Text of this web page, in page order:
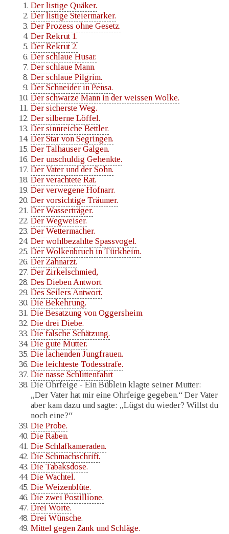
Der listige Quäker.
Der listige Steiermarker.
Der Prozess ohne Gesetz.
Der Rekrut 1.
Der Rekrut 2.
Der schlaue Husar.
Der schlaue Mann.
Der schlaue Pilgrim.
Der Schneider in Pensa.
Der schwarze Mann in der weissen Wolke.
Der sicherste Weg.
Der silberne Löffel.
Der sinnreiche Bettler.
Der Star von Segringen.
Der Talhauser Galgen.
Der unschuldig Gehenkte.
Der Vater und der Sohn.
Der verachtete Rat.
Der verwegene Hofnarr.
Der vorsichtige Träumer.
Der Wasserträger.
Der Wegweiser.
Der Wettermacher.
Der wohlbezahlte Spassvogel.
Der Wolkenbruch in Türkheim.
Der Zahnarzt.
Der Zirkelschmied,
Des Dieben Antwort.
Des Seilers Antwort.
Die Bekehrung.
Die Besatzung von Oggersheim.
Die drei Diebe.
Die falsche Schätzung.
Die gute Mutter.
Die lachenden Jungfrauen.
Die leichteste Todesstrafe.
Die nasse Schlittenfahrt
Die Ohrfeige - Ein Büblein klagte seiner Mutter:
„Der Vater hat mir eine Ohrfeige gegeben.“ Der Vater
aber kam dazu und sagte: „Lügst du wieder? Willst du
noch eine?“
Die Probe.
Die Raben.
Die Schlafkameraden.
Die Schmachschrift.
Die Tabaksdose.
Die Wachtel.
Die Weizenblüte.
Die zwei Postillione.
Drei Worte.
Drei Wünsche.
Mittel gegen Zank und Schläge.